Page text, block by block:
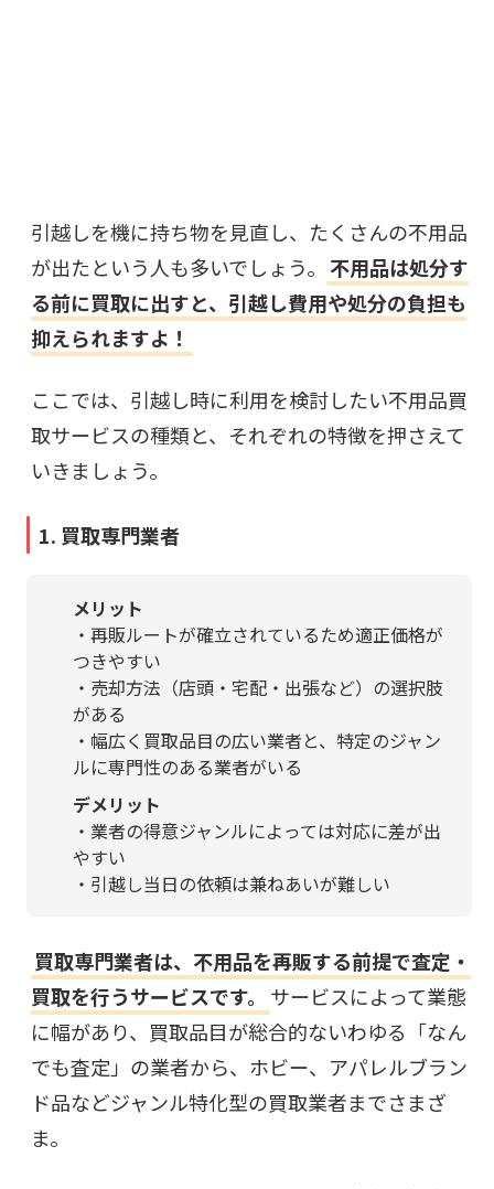
引越しを機に持ち物を見直し、たくさんの不用品
が出たという人も多いでしょう。 不用品は処分す
る前に買取に出すと、引越し費用や処分の負担も
抑えられますよ！
ここでは、引越し時に利用を検討したい不用品買
取サービスの種類と、それぞれの特徴を押さえて
いきましょう。
1. 買取専門業者
メリット
・再販ルートが確立されているため適正価格が
つきやすい
・売却方法（店頭・宅配・出張など）の選択肢
がある
・幅広く買取品目の広い業者と、特定のジャン
ルに専門性のある業者がいる
デメリット
・業者の得意ジャンルによっては対応に差が出
やすい
・引越し当日の依頼は兼ねあいが難しい
買取専門業者は、不用品を再販する前提で査定・
買取を行うサービスです。 サービスによって業態
に幅があり、買取品目が総合的ないわゆる「なん
でも査定」の業者から、ホビー、アパレルブラン
ド品などジャンル特化型の買取業者までさまざ
ま。